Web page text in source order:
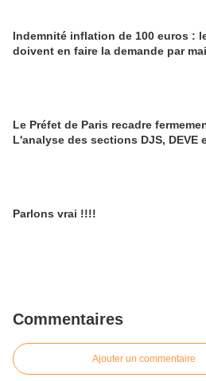
Indemnité inflation de 100 euros :
doivent en faire la demande par
Le Préfet de Paris recadre
L'analyse des sections DJS, DEVE
Parlons vrai !!!!
Commentaires
Ajouter un commentaire